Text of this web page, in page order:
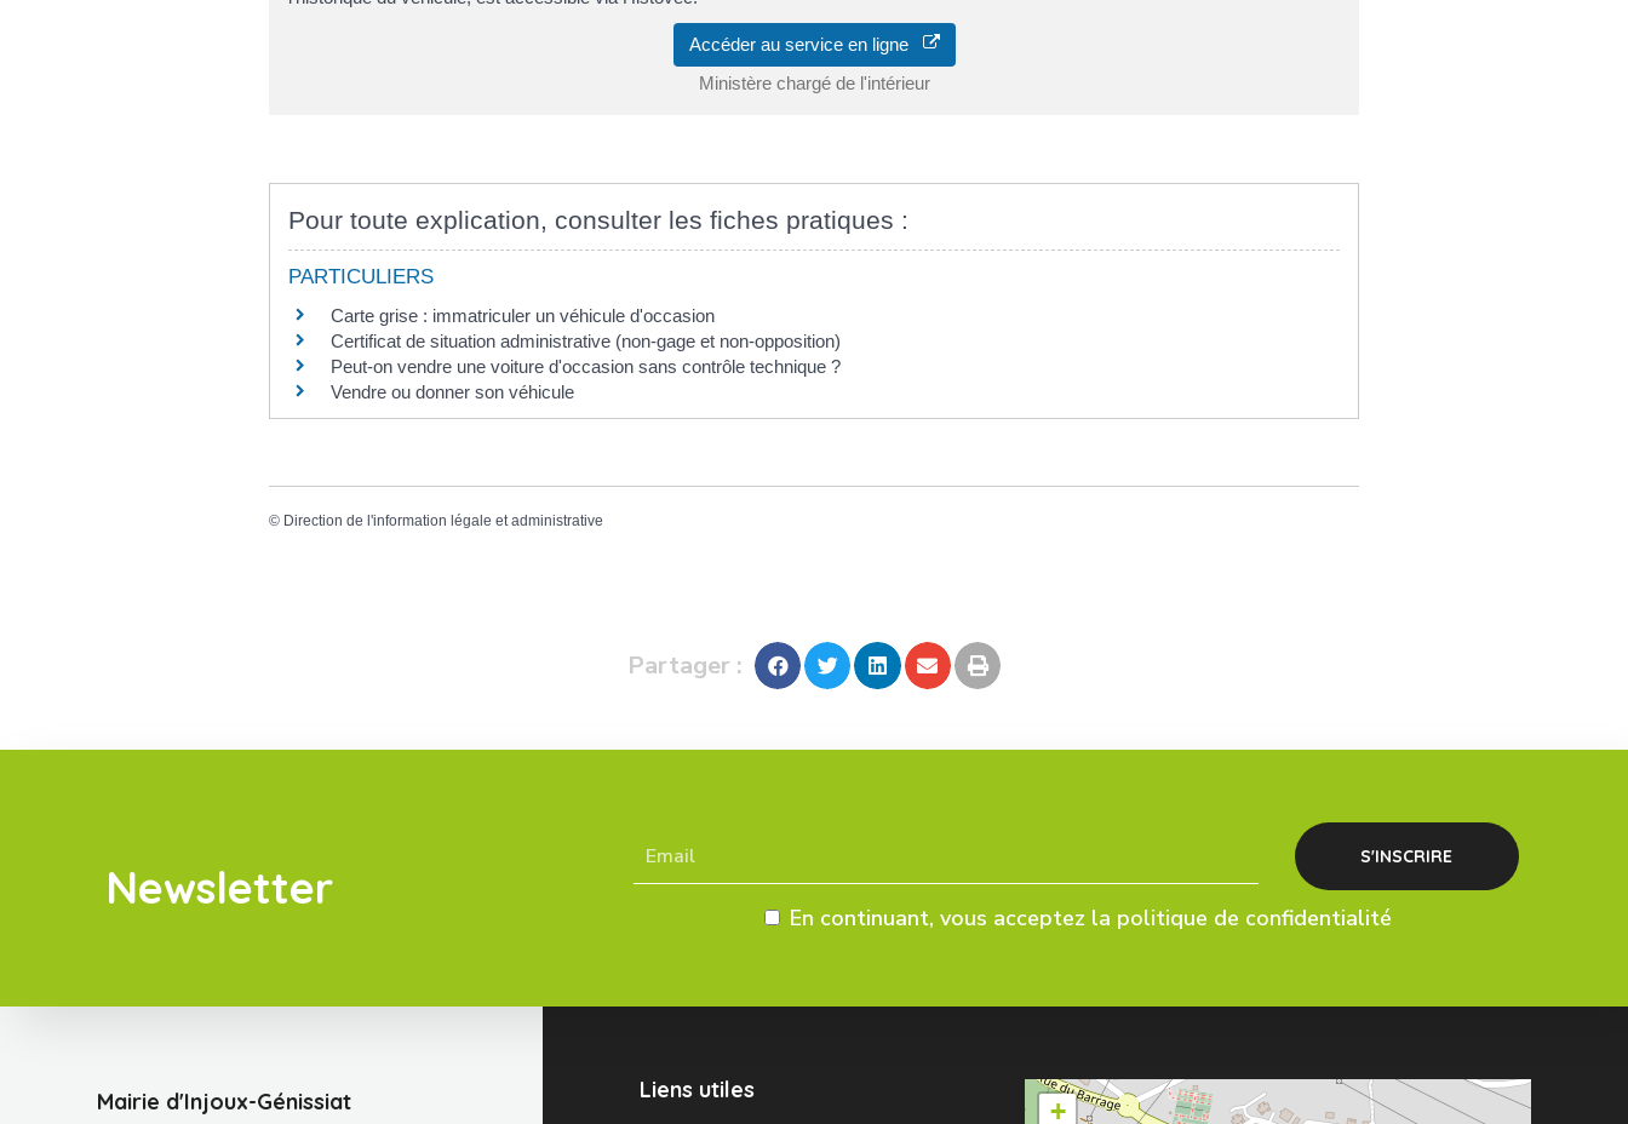
Accéder au service en ligne
Ministère chargé de l'intérieur
Pour toute explication, consulter les fiches pratiques :
PARTICULIERS
Carte grise : immatriculer un véhicule d'occasion
Certificat de situation administrative (non-gage et non-opposition)
Peut-on vendre une voiture d'occasion sans contrôle technique ?
Vendre ou donner son véhicule
© Direction de l'information légale et administrative
Partager :
Newsletter
En continuant, vous acceptez la politique de confidentialité
Mairie d'Injoux-Génissiat Liens utiles
+